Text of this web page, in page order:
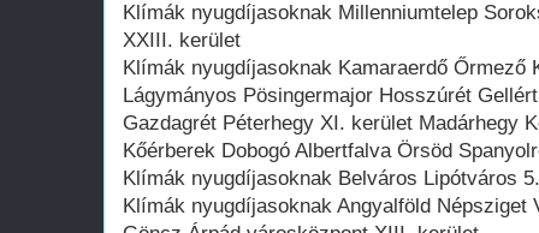
Klímák nyugdíjasoknak Millenniumtelep
XXIII. kerület
Klímák nyugdíjasoknak Kamaraerdő Őrmező
Lágymányos Pösingermajor Hosszúrét
Gazdagrét Péterhegy XI. kerület Madárhegy
Kőérberek Dobogó Albertfalva Örsöd
Klímák nyugdíjasoknak Belváros Lipótváros
Klímák nyugdíjasoknak Angyalföld Népsziget